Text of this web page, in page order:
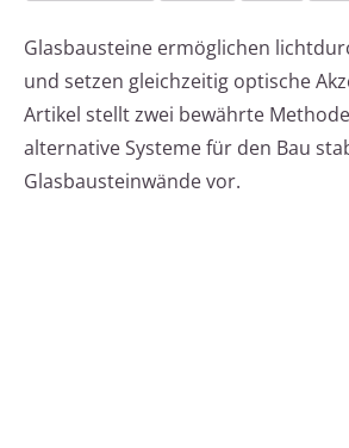
Glasbausteine ermöglichen
und setzen gleichzeitig optische
Artikel stellt zwei bewährte
alternative Systeme für den Bau
Glasbausteinwände vor.